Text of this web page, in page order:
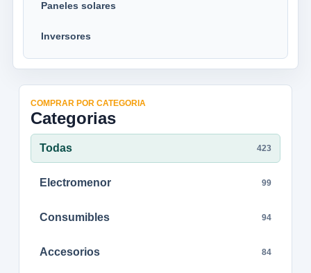
Paneles solares
Inversores
COMPRAR POR CATEGORIA
Categorias
Todas 423
Electromenor 99
Consumibles 94
Accesorios 84